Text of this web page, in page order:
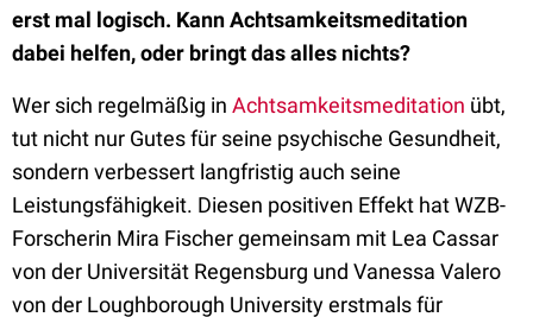
erst mal logisch. Kann Achtsamkeitsmeditation
dabei helfen, oder bringt das alles nichts?
Wer sich regelmäßig in Achtsamkeitsmeditation übt,
tut nicht nur Gutes für seine psychische Gesundheit,
sondern verbessert langfristig auch seine
Leistungsfähigkeit. Diesen positiven Effekt hat WZB-
Forscherin Mira Fischer gemeinsam mit Lea Cassar
von der Universität Regensburg und Vanessa Valero
von der Loughborough University erstmals für